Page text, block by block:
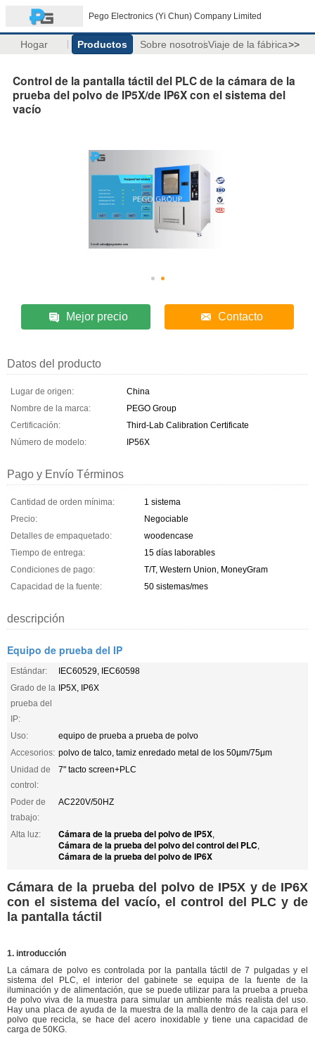
Pego Electronics (Yi Chun) Company Limited
Hogar Productos Sobre nosotrosViaje de la fábrica>>
Control de la pantalla táctil del PLC de la cámara de la
prueba del polvo de IP5X/de IP6X con el sistema del
vacío
Mejor precio Contacto
Datos del producto
Lugar de origen:
China
Nombre de la marca:
PEGO Group
Certificación:
Third-Lab Calibration Certificate
Número de modelo:
IP56X
Pago y Envío Términos
Cantidad de orden mínima:
1 sistema
Precio:
Negociable
Detalles de empaquetado:
woodencase
Tiempo de entrega:
15 días laborables
Condiciones de pago:
T/T, Western Union, MoneyGram
Capacidad de la fuente:
50 sistemas/mes
descripción
Equipo de prueba del IP
Estándar:
IEC60529, IEC60598
Grado de la
prueba del
IP:
IP5X, IP6X
Uso:
equipo de prueba a prueba de polvo
Accesorios: polvo de talco, tamiz enredado metal de los 50μm/75μm
Unidad de
control:
7" tacto screen+PLC
Poder de
trabajo:
AC220V/50HZ
Alta luz: Cámara de la prueba del polvo de IP5X,
Cámara de la prueba del polvo del control del PLC,
Cámara de la prueba del polvo de IP6X
Cámara de la prueba del polvo de IP5X y de IP6X
con el sistema del vacío, el control del PLC y de
la pantalla táctil
1. introducción
La cámara de polvo es controlada por la pantalla táctil de 7 pulgadas y el
sistema del PLC, el interior del gabinete se equipa de la fuente de la
iluminación y de alimentación, que se puede utilizar para la prueba a prueba
de polvo viva de la muestra para simular un ambiente más realista del uso.
Hay una placa de ayuda de la muestra de la malla dentro de la caja para el
polvo que recicla, se hace del acero inoxidable y tiene una capacidad de
carga de 50KG.